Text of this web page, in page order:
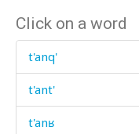
Click on a word
t'anq'
t'ant'
t'anʁ